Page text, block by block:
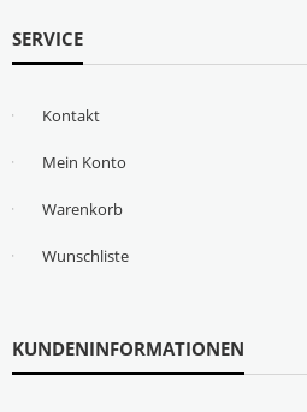
SERVICE
Kontakt
Mein Konto
Warenkorb
Wunschliste
KUNDENINFORMATIONEN